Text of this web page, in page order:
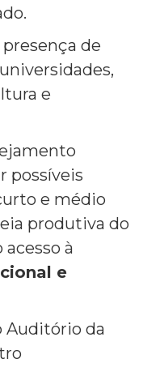
de
e
possíveis
e médio
produtiva do
à
e
Auditório da